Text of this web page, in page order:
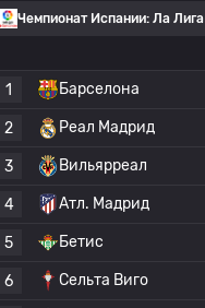
Чемпионат Испании: Ла Лига
1
Барселона
2 Реал Мадрид
3 Вильярреал
4 Атл. Мадрид
5 Бетис
6 Сельта Виго